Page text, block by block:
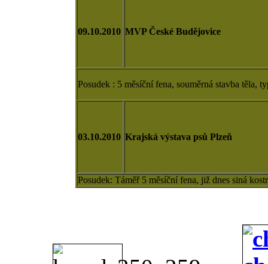
09.10.2010 MVP České Budějovice
Posudek : 5 měsíční fena, souměrná stavba těla,
03.10.2010 Krajská výstava psů Plzeň
Posudek: Táměř 5 měsíční fena, již dnes siná